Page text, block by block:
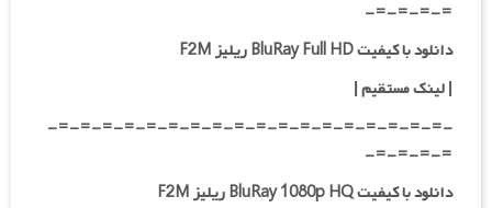
=-=-=-=-
دانلود با کیفیت BluRay Full HD ریلیز F2M
|لینک مستقیم|
-=-=-=-=-=-=-=-=-=-=-=-=-=-=-=-=-=-=-
=-=-=-=-
دانلود با کیفیت BluRay 1080p HQ ریلیز F2M